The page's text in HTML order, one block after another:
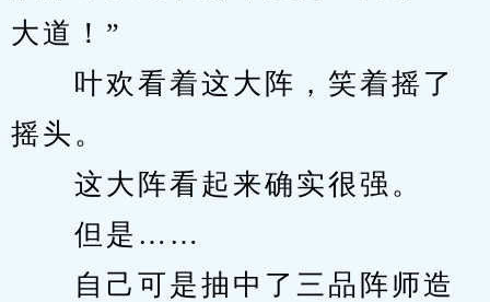
大道！”
叶欢看着这大阵，笑着摇了
摇头。
这大阵看起来确实很强。
但是……
自己可是抽中了三品阵师造